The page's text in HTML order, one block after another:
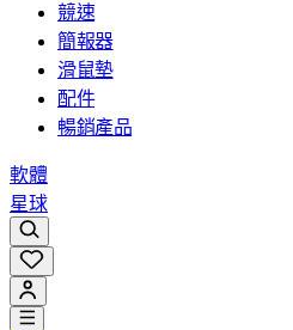
競速
簡報器
滑鼠墊
配件
暢銷產品
軟體
星球